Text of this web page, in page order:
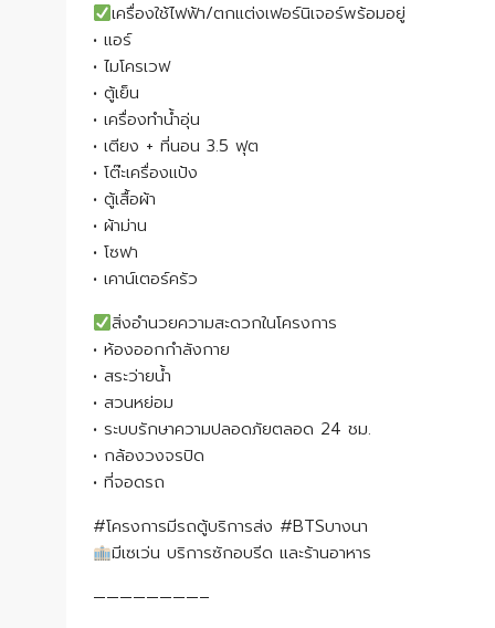
เครื่องใช้ไฟฟ้า/ตกแต่งเฟอร์นิเจอร์พร้อมอยู่
• แอร์
• ไมโครเวฟ
• ตู้เย็น
• เครื่องทำน้ำอุ่น
• เตียง + ที่นอน 3.5 ฟุต
• โต๊ะเครื่องแป้ง
• ตู้เสื้อผ้า
• ผ้าม่าน
• โซฟา
• เคาน์เตอร์ครัว
สิ่งอำนวยความสะดวกในโครงการ
• ห้องออกกำลังกาย
• สระว่ายน้ำ
• สวนหย่อม
• ระบบรักษาความปลอดภัยตลอด 24 ชม.
• กล้องวงจรปิด
• ที่จอดรถ
#โครงการมีรถตู้บริการส่ง #BTSบางนา
มีเซเว่น บริการซักอบรีด และร้านอาหาร
————————–